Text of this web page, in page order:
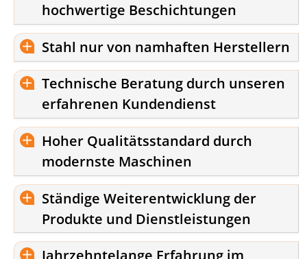
hochwertige Beschichtungen
Stahl nur von namhaften Herstellern
Technische Beratung durch unseren
erfahrenen Kundendienst
Hoher Qualitätsstandard durch
modernste Maschinen
Ständige Weiterentwicklung der
Produkte und Dienstleistungen